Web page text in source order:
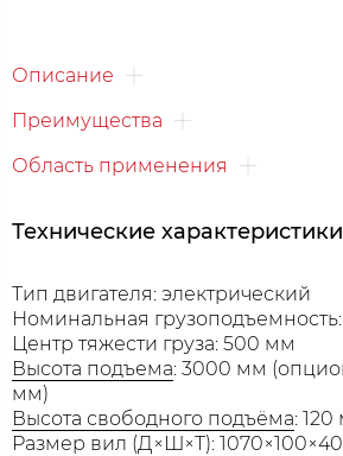
Описание
Преимущества
Область применения
Технические характеристики
Тип двигателя: электрический
Номинальная грузоподъемность:
Центр тяжести груза: 500 мм
Высота подъема: 3000 мм
мм)
Высота свободного подъёма:
Размер вил (Д×Ш×Т):